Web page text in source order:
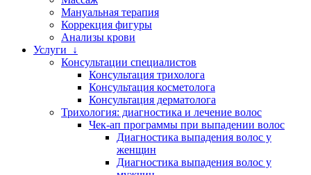
Мануальная терапия
Коррекция фигуры
Анализы крови
Услуги ↓
Консультации специалистов
Консультация трихолога
Консультация косметолога
Консультация дерматолога
Трихология: диагностика и лечение волос
Чек-ап программы при выпадении волос
Диагностика выпадения волос у
женщин
Диагностика выпадения волос у